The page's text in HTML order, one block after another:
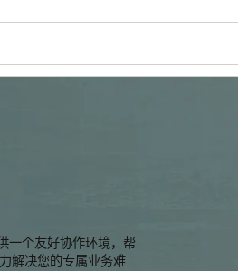
一个友好协作环境，帮
解决您的专属业务难